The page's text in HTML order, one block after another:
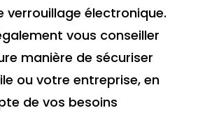
verrouillage électronique.
vous conseiller
manière de sécuriser
ou votre entreprise, en
de vos besoins